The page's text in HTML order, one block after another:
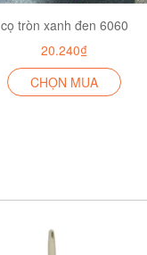
cọ tròn xanh đen 6060
20.240₫
CHỌN MUA